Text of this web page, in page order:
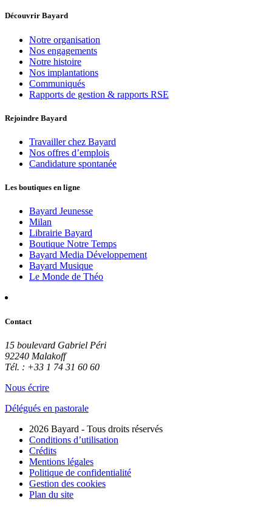
Découvrir Bayard
Notre organisation
Nos engagements
Notre histoire
Nos implantations
Communiqués
Rapports de gestion & rapports RSE
Rejoindre Bayard
Travailler chez Bayard
Nos offres d’emplois
Candidature spontanée
Les boutiques en ligne
Bayard Jeunesse
Milan
Librairie Bayard
Boutique Notre Temps
Bayard Media Développement
Bayard Musique
Le Monde de Théo
Contact
15 boulevard Gabriel Péri
92240 Malakoff
Tél. : +33 1 74 31 60 60
Nous écrire
Délégués en pastorale
2026 Bayard - Tous droits réservés
Conditions d’utilisation
Crédits
Mentions légales
Politique de confidentialité
Gestion des cookies
Plan du site